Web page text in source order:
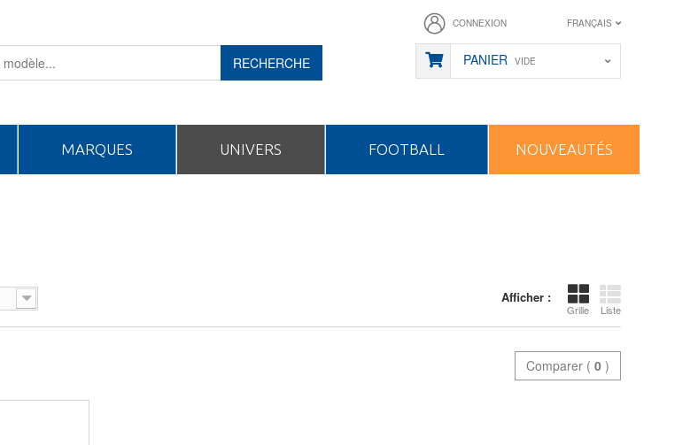
FRANÇAIS
CONNEXION
PANIER VIDE
RECHERCHE
MARQUES UNIVERS FOOTBALL NOUVEAUTÉS
Afficher :
Grille Liste
Comparer ( 0 )